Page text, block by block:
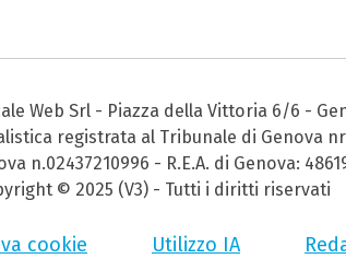
Web Srl - Piazza della Vittoria 6/6 -
registrata al Tribunale di Genova
n.02437210996 - R.E.A. di Genova:
© 2025 (V3) - Tutti i diritti riservati
cookie Utilizzo IA